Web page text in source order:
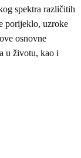
spektra različitih
porijeklo, uzroke
osnovne
u životu, kao i